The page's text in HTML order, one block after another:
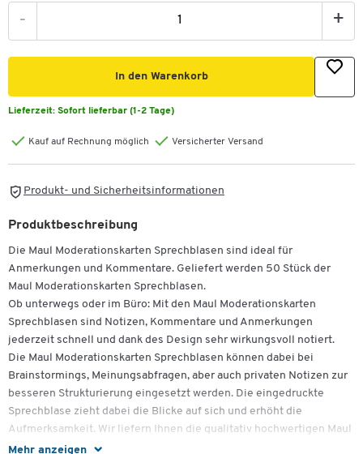
- +
In den Warenkorb
Lieferzeit: Sofort lieferbar (1-2 Tage)
Kauf auf Rechnung möglich Versicherter Versand
Produkt- und Sicherheitsinformationen
Mehr anzeigen
Produktbeschreibung
Die Maul Moderationskarten Sprechblasen sind ideal für
Anmerkungen und Kommentare. Geliefert werden 50 Stück der
Maul Moderationskarten Sprechblasen.
Ob unterwegs oder im Büro: Mit den Maul Moderationskarten
Sprechblasen sind Notizen, Kommentare und Anmerkungen
jederzeit schnell und dank des Design sehr wirkungsvoll notiert.
Die Maul Moderationskarten Sprechblasen können dabei bei
Brainstormings, Meinungsabfragen, aber auch privaten Notizen zur
besseren Strukturierung eingesetzt werden. Die eingedruckte
Sprechblase zieht dabei die Blicke auf sich und erhöht die
Aufmerksamkeit. Wir liefern Ihnen die qualitativ hochwertigen Maul
Moderationskarten Sprechblasen zu 50 Stück.